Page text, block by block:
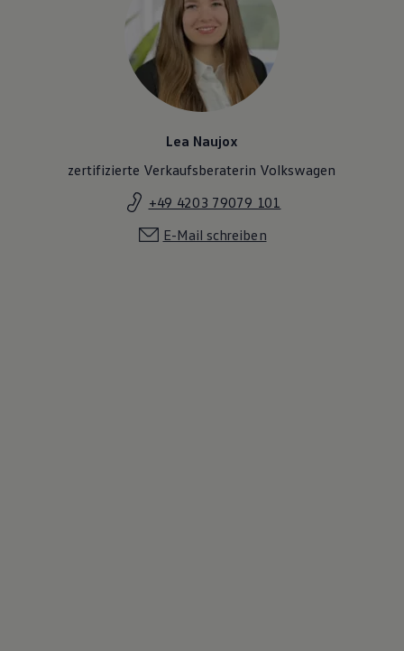
Lea Naujox
zertifizierte Verkaufsberaterin Volkswagen
+49 4203 79079 101
E-Mail schreiben